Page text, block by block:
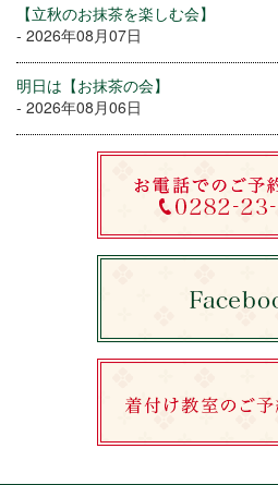
【立秋のお抹茶を楽しむ会】
- 2026年08月07日
明日は【お抹茶の会】
- 2026年08月06日